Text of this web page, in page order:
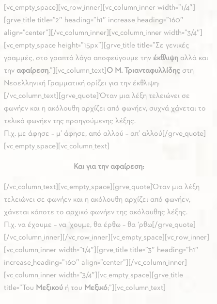
[vc_empty_space][vc_row_inner][vc_column_inner width=”1/4″]
[grve_title title=”2″ heading=”h1″ increase_heading=”160″
align=”center”][/vc_column_inner][vc_column_inner width=”3/4″]
[vc_empty_space height=”15px”][grve_title title=”Σε γενικές
γραμμές, στο γραπτό λόγο αποφεύγουμε την έκθλιψη αλλά και
την αφαίρεση.”][vc_column_text] Ο Μ. Τριανταφυλλίδης στη
Νεοελληνική Γραμματική ορίζει για την έκθλιψη:
[/vc_column_text][grve_quote]Όταν μια λέξη τελειώνει σε
φωνήεν και η ακόλουθη αρχίζει από φωνήεν, συχνά χάνεται το
τελικό φωνήεν της προηγούμενης λέξης.
Π.χ. με άφησε – μ’ άφησε, από αλλού – απ’ αλλού[/grve_quote]
[vc_empty_space][vc_column_text]
Και για την αφαίρεση:
[/vc_column_text][vc_empty_space][grve_quote]Όταν μια λέξη
τελειώνει σε φωνήεν και η ακόλουθη αρχίζει από φωνήεν,
χάνεται κάποτε το αρχικό φωνήεν της ακόλουθης λέξης.
Π.χ. να έχουμε – να ‘χουμε, θα έρθω – θα ‘ρθω[/grve_quote]
[/vc_column_inner][/vc_row_inner][vc_empty_space][vc_row_inner]
[vc_column_inner width=”1/4″][grve_title title=”3″ heading=”h1″
increase_heading=”160″ align=”center”][/vc_column_inner]
[vc_column_inner width=”3/4″][vc_empty_space][grve_title
title=”Του Μεξικού ή του Μεξικό;”][vc_column_text]